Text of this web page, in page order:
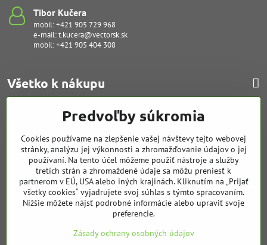
Tibor Kučera
mobil:+421 905 729 968
e-mail:t.kucera@vectorsk.sk
mobil:+421 905 404 308
Všetko k nákupu
Poruchy - servis
Financovanie
Cenová ponuka
Predvoľby súkromia
Cookies používame na zlepšenie vašej návštevy tejto webovej
stránky, analýzu jej výkonnosti a zhromažďovanie údajov o jej
používaní. Na tento účel môžeme použiť nástroje a služby
tretích strán a zhromaždené údaje sa môžu preniesť k
partnerom v EÚ, USA alebo iných krajinách. Kliknutím na „Prijať
všetky cookies“ vyjadrujete svoj súhlas s týmto spracovaním.
Nižšie môžete nájsť podrobné informácie alebo upraviť svoje
preferencie.
Zásady ochrany osobných údajov